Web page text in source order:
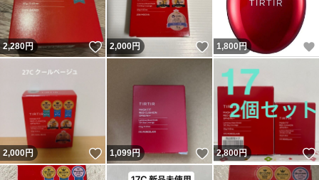
2,280円 いいね！
2,000円 いいね！
1,800 円
2,000円 いいね！
1,099円 いいね！
2,800円